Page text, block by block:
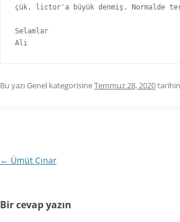
çük, lictor'a büyük denmiş. Normalde
Selamlar
Ali
Bu yazı Genel kategorisineTemmuz 28, 2020
Yazı
← Ümüt Çınar
Bir cevap yazın